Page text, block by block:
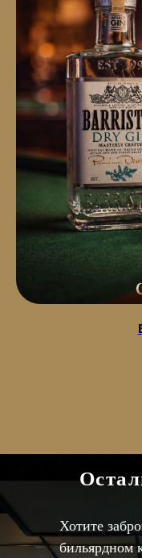
Хотите
бильярдном